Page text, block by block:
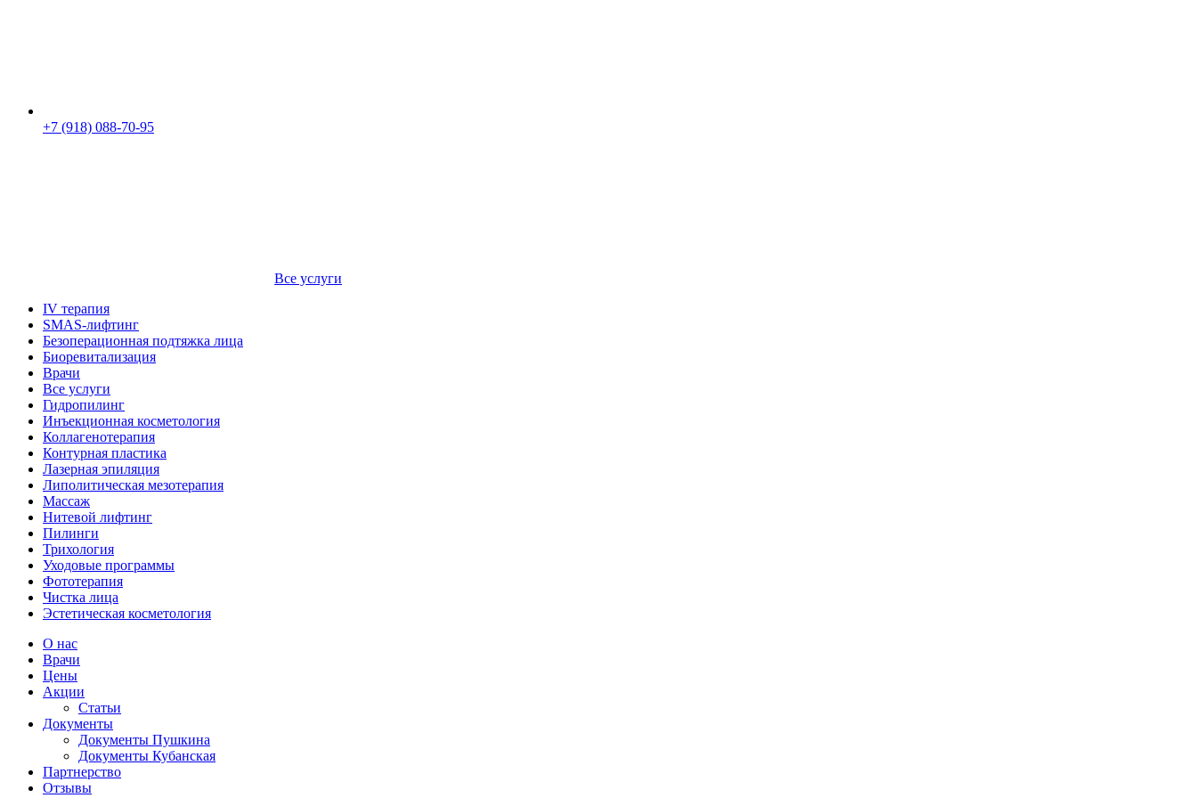
+7 (918) 088-70-95
Все услуги
IV терапия
SMAS-лифтинг
Безоперационная подтяжка лица
Биоревитализация
Врачи
Все услуги
Гидропилинг
Инъекционная косметология
Коллагенотерапия
Контурная пластика
Лазерная эпиляция
Липолитическая мезотерапия
Массаж
Нитевой лифтинг
Пилинги
Трихология
Уходовые программы
Фототерапия
Чистка лица
Эстетическая косметология
О нас
Врачи
Цены
Акции
Статьи
Документы
Документы Пушкина
Документы Кубанская
Партнерство
Отзывы